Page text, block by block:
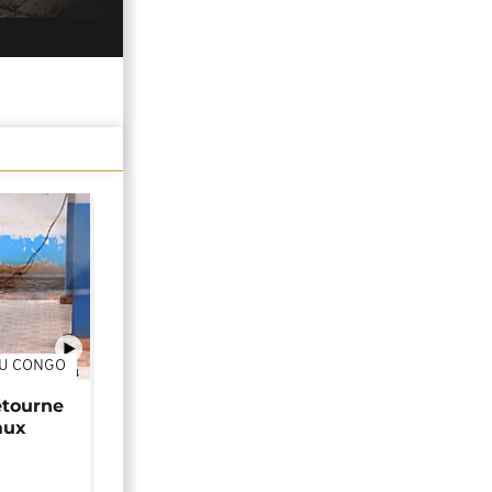
01:34
CONGO